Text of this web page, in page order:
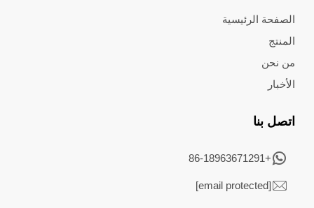
الصفحة الرئيسية
المنتج
من نحن
الأخبار
اتصل بنا
+86-18963671291
[email protected]